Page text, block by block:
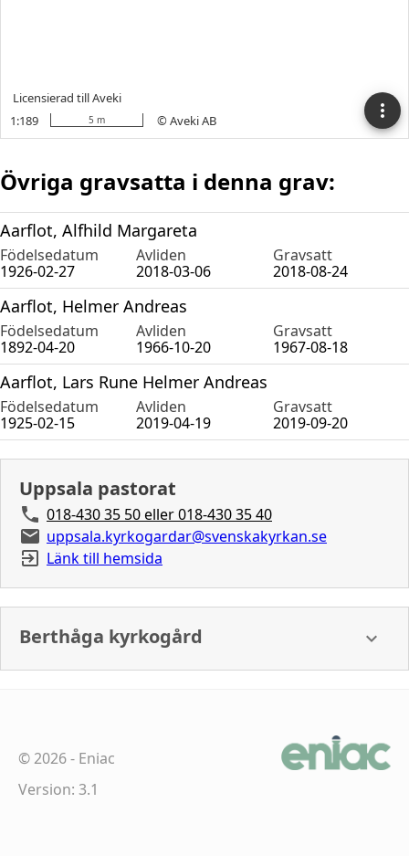
Övriga gravsatta i denna grav:
Aarflot, Alfhild Margareta
Födelsedatum Avliden
Gravsatt
1926-02-27
2018-03-06 2018-08-24
Aarflot, Helmer Andreas
Födelsedatum Avliden
Gravsatt
1892-04-20
1966-10-20 1967-08-18
Aarflot, Lars Rune Helmer Andreas
Födelsedatum Avliden
Gravsatt
1925-02-15
2019-04-19 2019-09-20
Uppsala pastorat
018-430 35 50 eller 018-430 35 40
uppsala.kyrkogardar@svenskakyrkan.se
Länk till hemsida
Berthåga kyrkogård
©2026- Eniac
Version: 3.1